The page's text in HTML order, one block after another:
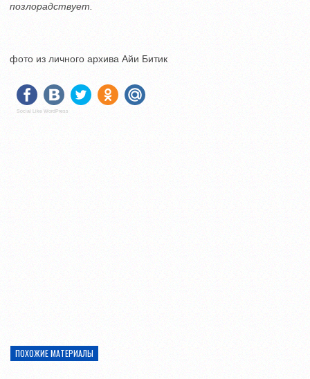
позлорадствует.
фото из личного архива Айи Битик
Social Like WordPress
ПОХОЖИЕ МАТЕРИАЛЫ